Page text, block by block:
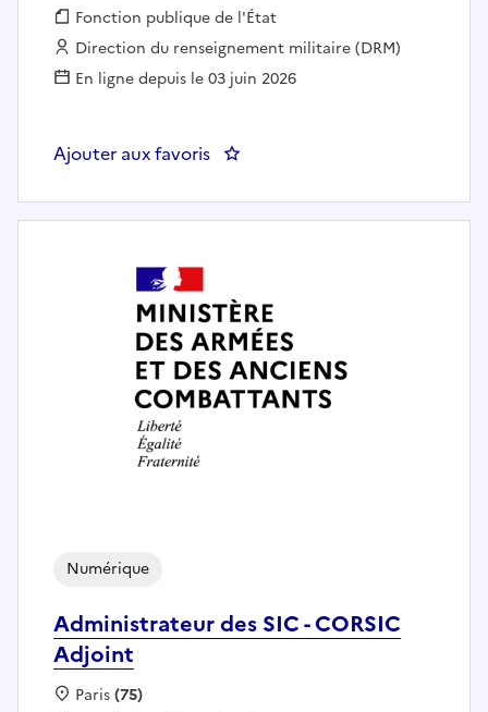
Fonction publique :
Fonction publique de l'État
Employeur :
Direction du renseignement militaire (DRM)
En ligne depuis le 03 juin 2026
Ajouter aux favoris : Assistant de direction
Administrateur des SIC - CORSIC
Adjoint
Numérique
Localisation :
Paris(75)